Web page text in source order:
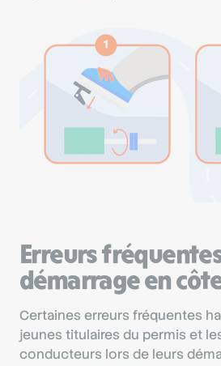
Erreurs
démarrage en
Certaines erreurs fréquentes
jeunes titulaires du permis et
conducteurs lors de leurs